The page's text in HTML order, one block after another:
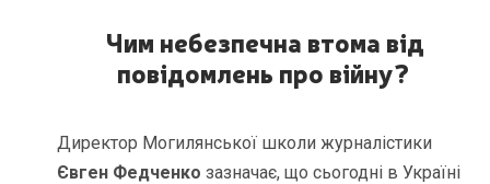
Чим небезпечна втома від
повідомлень про війну?
Директор Могилянської школи журналістики
Євген Федченко зазначає, що сьогодні в Україні